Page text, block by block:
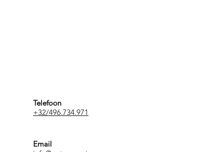
+32/496.734.971
Telefoon
Email